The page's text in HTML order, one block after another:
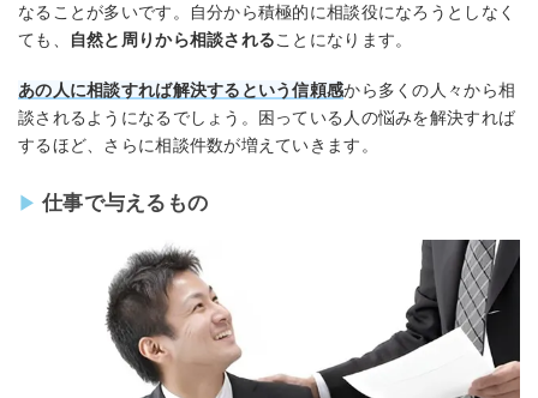
なることが多いです。自分から積極的に相談役になろうとしなく
ても、
自然と周りから相談されることになります。
あの人に相談すれば解決するという信頼感から多くの人々から相
談されるようになるでしょう。困っている人の悩みを解決すれば
するほど、さらに相談件数が増えていきます。
仕事で与えるもの